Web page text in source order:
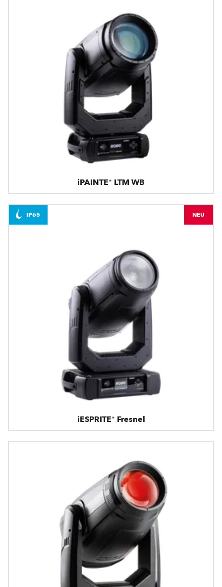
iPAINTE® LTM WB
iESPRITE® Fresnel
IP65 NEU